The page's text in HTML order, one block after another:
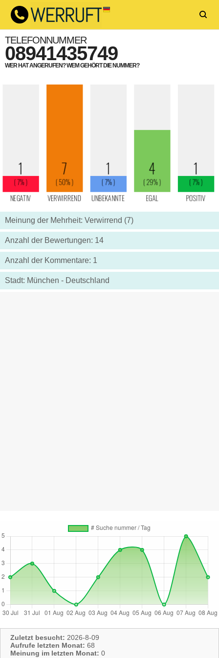
TELEFONNUMMER
08941435749
WER HAT ANGERUFEN? WEM GEHÖRT DIE NUMMER?
Meinung der Mehrheit: Verwirrend (7)
Anzahl der Bewertungen: 14
Anzahl der Kommentare: 1
Stadt: München - Deutschland
Zuletzt besucht: 2026-8-09
Aufrufe letzten Monat: 68
Meinung im letzten Monat: 0